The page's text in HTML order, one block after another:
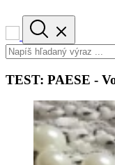
TEST: PAESE -